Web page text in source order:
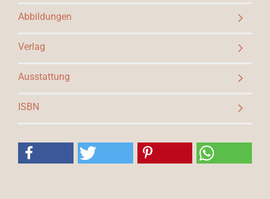
Abbildungen
Verlag
Ausstattung
ISBN